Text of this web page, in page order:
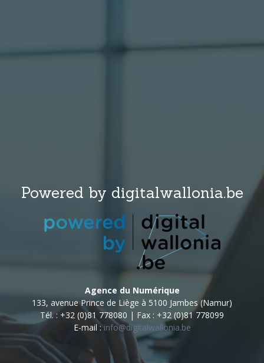
Powered by digitalwallonia.be
Agence du Numérique
133, avenue Prince de Liège à 5100 Jambes (Namur)
Tél. : +32 (0)81 778080 | Fax : +32 (0)81 778099
E-mail : info@digitalwallonia.be